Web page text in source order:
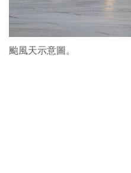
颱風天示意圖。